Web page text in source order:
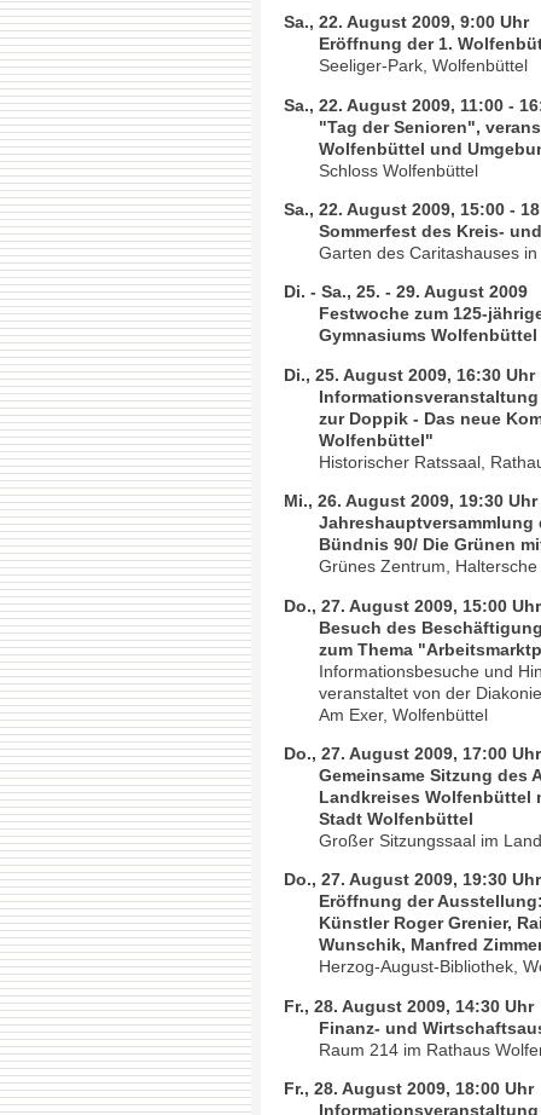
Sa., 22. August 2009, 9:00 Uhr
Eröffnung der 1.
Seeliger-Park, Wolfenbüttel
Sa., 22. August 2009, 11:00 -
"Tag der Senioren",
Wolfenbüttel und
Schloss Wolfenbüttel
Sa., 22. August 2009, 15:00 -
Sommerfest des Kreis-
Garten des Caritashauses
Di. - Sa., 25. - 29. August 2009
Festwoche zum 125-
Gymnasiums Wolfenbüttel
Di., 25. August 2009, 16:30 Uhr
zur Doppik - Das neue
Wolfenbüttel"
Historischer Ratssaal,
Mi., 26. August 2009, 19:30 Uhr
Bündnis 90/ Die Grünen
Grünes Zentrum,
Do., 27. August 2009, 15:00 Uhr
Besuch des
zum Thema
Informationsbesuche und
veranstaltet von der Diakonie
Am Exer, Wolfenbüttel
Do., 27. August 2009, 17:00 Uhr
Gemeinsame Sitzung des
Landkreises Wolfenbüttel
Stadt Wolfenbüttel
Großer Sitzungssaal im
Do., 27. August 2009, 19:30 Uhr
Eröffnung der
Künstler Roger Grenier,
Wunschik, Manfred
Herzog-August-Bibliothek,
Fr., 28. August 2009, 14:30 Uhr
Finanz- und
Raum 214 im Rathaus
Fr., 28. August 2009, 18:00 Uhr